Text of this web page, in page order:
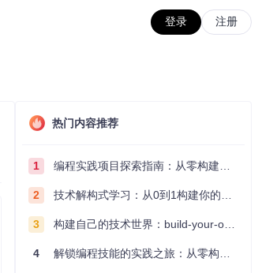
登录 注册
热门内容推荐
1 编程实践项目探索指南：从零构建技术能力体系
2 技术解构式学习：从0到1构建你的编程知识体系
3 构建自己的技术世界：build-your-own-x项目的实践探索指南
4 解锁编程技能的实践之旅：从零构建你的技术世界